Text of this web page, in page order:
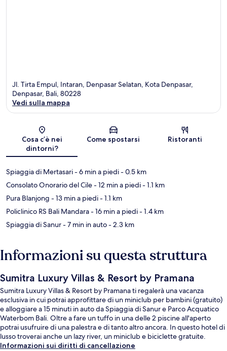
Jl. Tirta Empul, Intaran, Denpasar Selatan, Kota Denpasar,
Denpasar, Bali, 80228
Vedi sulla mappa
Cosa c’è nei
dintorni?
Come spostarsi Ristoranti
Spiaggia di Mertasari- 6 min a piedi- 0.5 km
Consolato Onorario del Cile- 12 min a piedi- 1.1 km
Pura Blanjong - 13 min a piedi- 1.1 km
Policlinico RS Bali Mandara- 16 min a piedi- 1.4 km
Spiaggia di Sanur- 7 min in auto- 2.3 km
Informazioni su questa struttura
Sumitra Luxury Villas & Resort by Pramana
Sumitra Luxury Villas & Resort by Pramana ti regalerà una vacanza
esclusiva in cui potrai approfittare di un miniclub per bambini (gratuito)
e alloggiare a 15 minuti in auto da Spiaggia di Sanur e Parco Acquatico
Waterbom Bali. Oltre a fare un tuffo in una delle 2 piscine all'aperto
potrai usufruire di una palestra e di tanto altro ancora. In questo hotel di
lusso troverai anche un lazy river, un miniclub e biciclette gratuite.
Informazioni sui diritti di cancellazione